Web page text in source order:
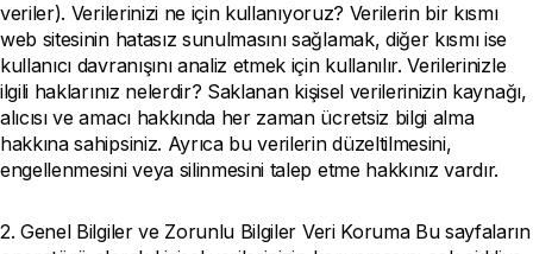
veriler). Verilerinizi ne için kullanıyoruz? Verilerin bir kısmı
web sitesinin hatasız sunulmasını sağlamak, diğer kısmı ise
kullanıcı davranışını analiz etmek için kullanılır. Verilerinizle
ilgili haklarınız nelerdir? Saklanan kişisel verilerinizin kaynağı,
alıcısı ve amacı hakkında her zaman ücretsiz bilgi alma
hakkına sahipsiniz. Ayrıca bu verilerin düzeltilmesini,
engellenmesini veya silinmesini talep etme hakkınız vardır.
2. Genel Bilgiler ve Zorunlu Bilgiler Veri Koruma Bu sayfaların